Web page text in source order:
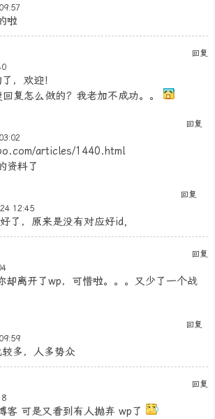
啦
回复
，欢迎！
复怎么做的？我老加不成功。。
回复
articles/1440.html
资料了
回复
12:45
了，原来是没有对应好id,
回复
却离开了wp，可惜啦。。。又少了一个战
回复
多，人多势众
回复
客 可是又看到有人抛弃 wp了